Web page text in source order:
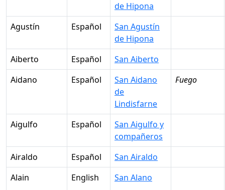
de Hipona
Agustín
Español
San Agustín
de Hipona
Aiberto
Español
San Aiberto
Aidano
Español
San Aidano
de
Lindisfarne
Fuego
Aigulfo Español
San Aigulfo y
compañeros
Airaldo
Español
San Airaldo
Alain
English San Alano